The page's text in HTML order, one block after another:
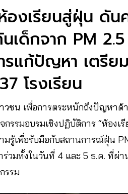
องเรียนสู่ฝุ่น ดัน
เด็กจาก PM 2.5
รแก้ปัญหา เตรียม
โรงเรียน
วชน เพื่อการตระหนักถึงปัญหาด้
รมอบรมเชิงปฏิบัติการ “ห้องเรี
มรู้เพื่อรับมือกับสถานการณ์ฝุ่น
ร่วมทั้งในวันที่ 4 และ 5 ธ.ค. ที่ผ่
รรม